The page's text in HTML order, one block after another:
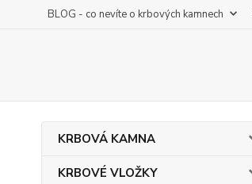
BLOG - co nevíte o krbových kamnech
KRBOVÁ KAMNA
KRBOVÉ VLOŽKY